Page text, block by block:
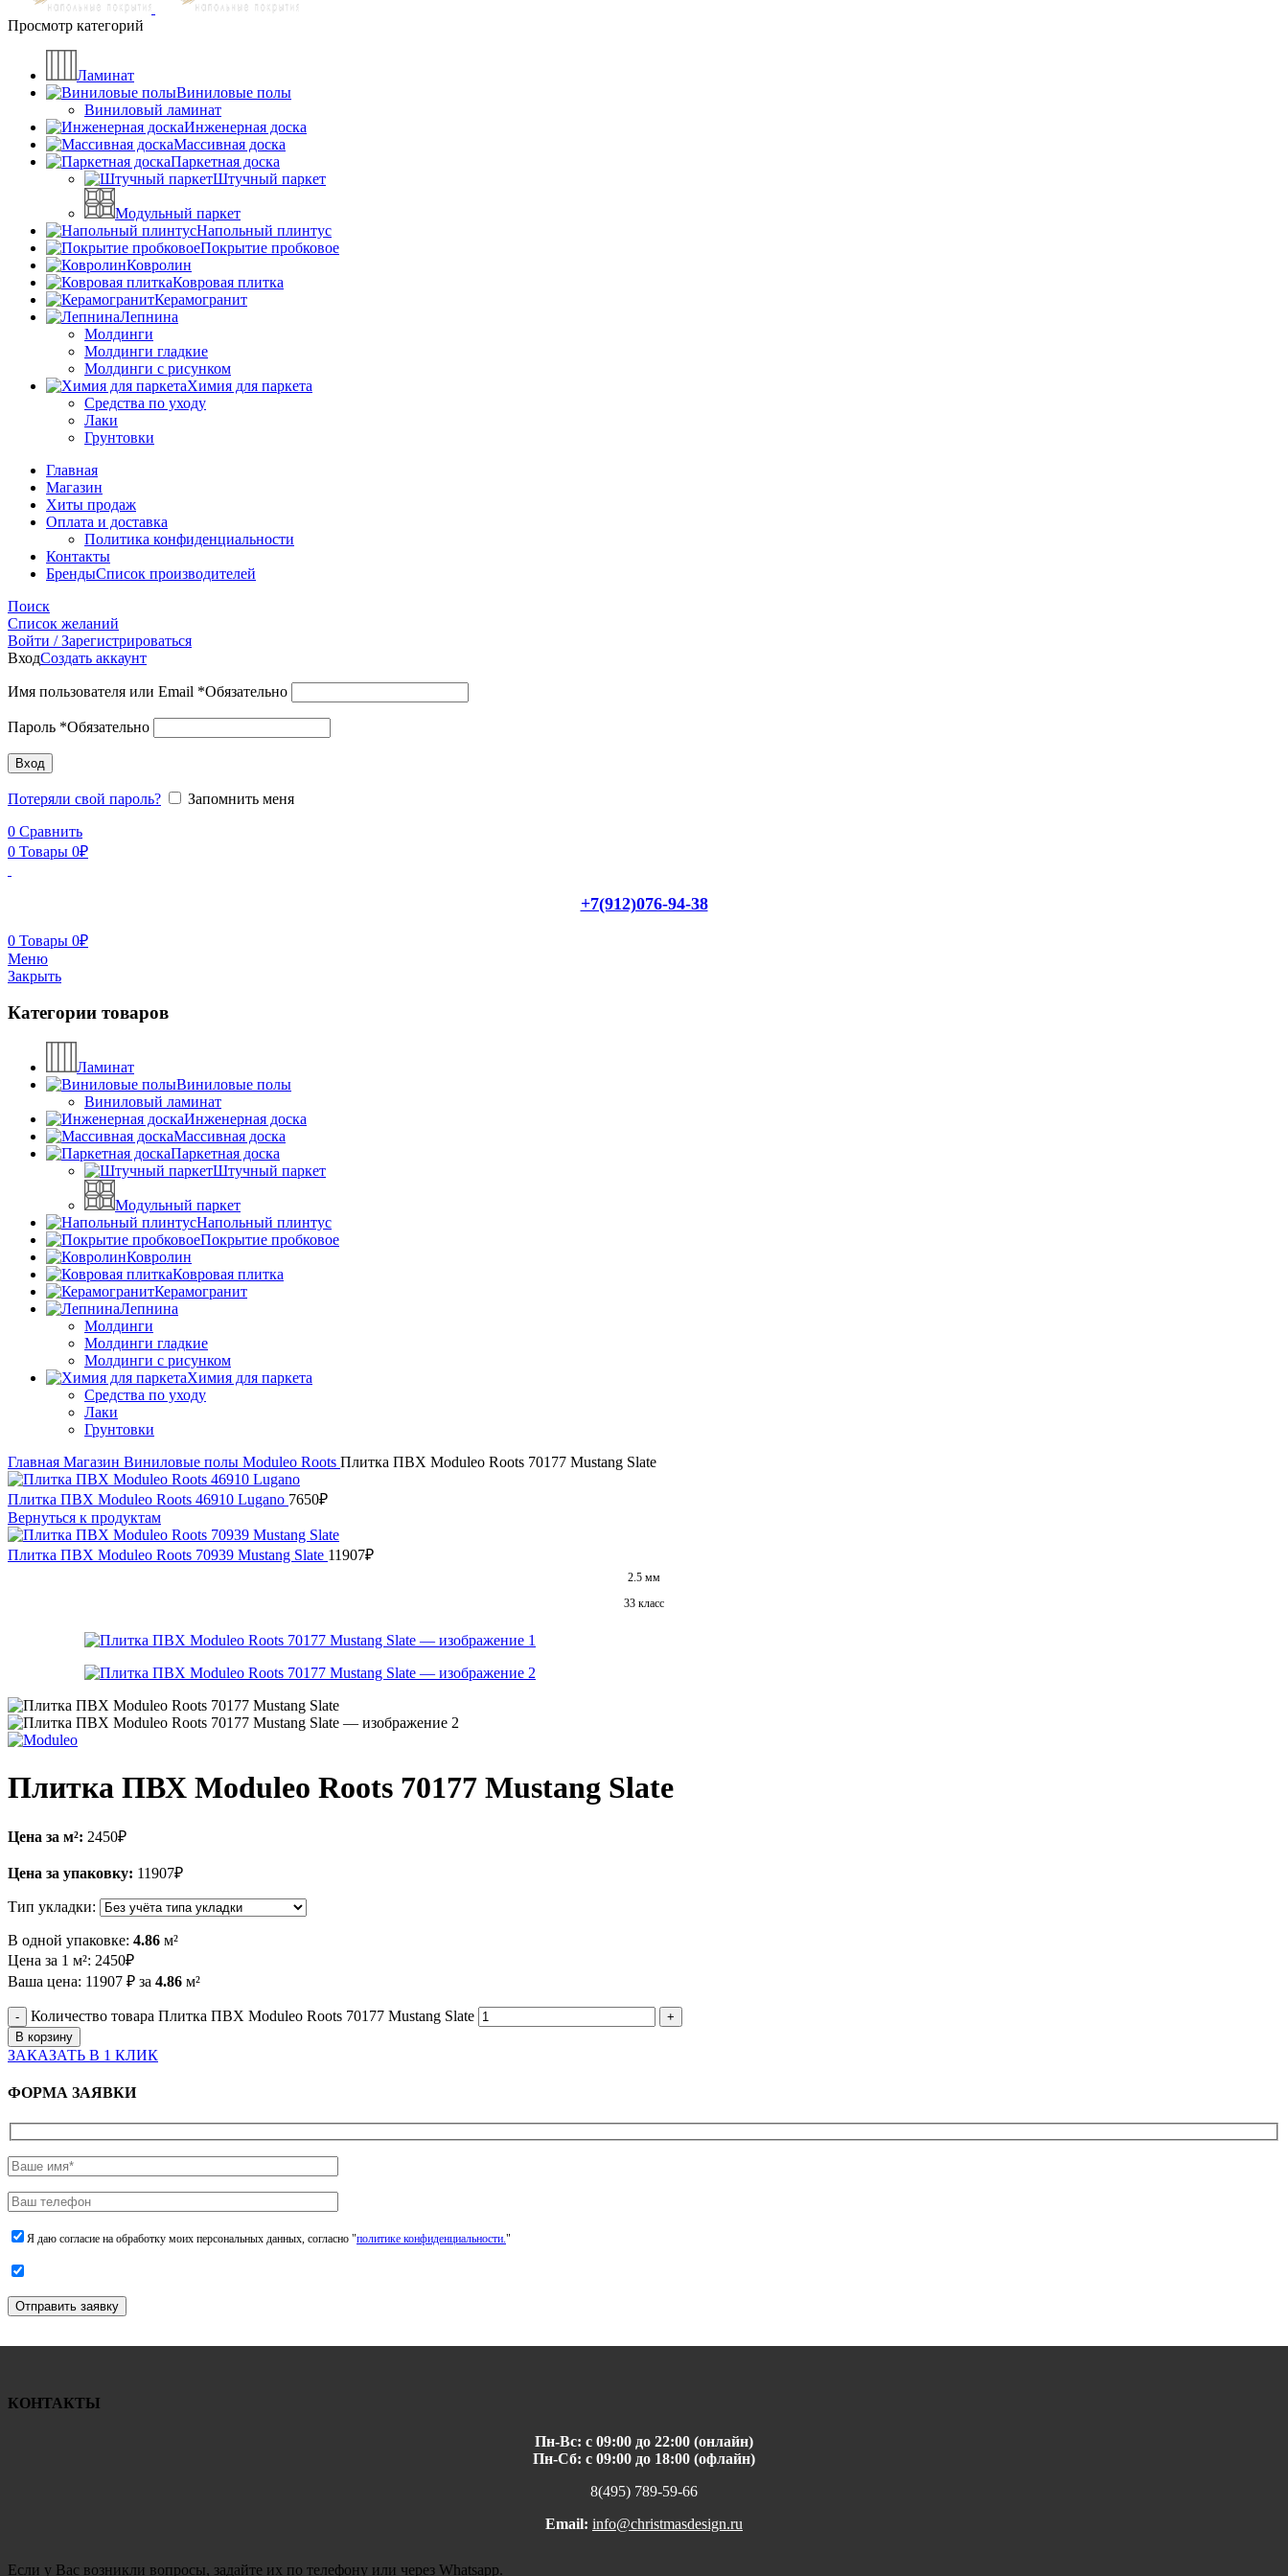
Просмотр категорий
Ламинат
Виниловые полы
Виниловый ламинат
Инженерная доска
Массивная доска
Паркетная доска
Штучный паркет
Модульный паркет
Напольный плинтус
Покрытие пробковое
Ковролин
Ковровая плитка
Керамогранит
Лепнина
Молдинги
Молдинги гладкие
Молдинги с рисунком
Химия для паркета
Средства по уходу
Лаки
Грунтовки
Главная
Магазин
Хиты продаж
Оплата и доставка
Политика конфиденциальности
Контакты
БрендыСписок производителей
Поиск
Список желаний
Войти / Зарегистрироваться
ВходСоздать аккаунт
Имя пользователя или Email *Обязательно
Пароль *Обязательно
Вход
Потеряли свой пароль?
Запомнить меня
0 Сравнить
0 Товары 0₽
+7(912)076-94-38
0 Товары 0₽
Меню
Закрыть
Категории товаров
Ламинат
Виниловые полы
Виниловый ламинат
Инженерная доска
Массивная доска
Паркетная доска
Штучный паркет
Модульный паркет
Напольный плинтус
Покрытие пробковое
Ковролин
Ковровая плитка
Керамогранит
Лепнина
Молдинги
Молдинги гладкие
Молдинги с рисунком
Химия для паркета
Средства по уходу
Лаки
Грунтовки
Главная Магазин Виниловые полы Moduleo Roots Плитка ПВХ Moduleo Roots 70177 Mustang Slate
Плитка ПВХ Moduleo Roots 46910 Lugano 7650₽
Вернуться к продуктам
Плитка ПВХ Moduleo Roots 70939 Mustang Slate 11907₽
2.5 мм
33 класс
Плитка ПВХ Moduleo Roots 70177 Mustang Slate
Цена за м²: 2450₽
Цена за упаковку: 11907₽
Тип укладки:
В одной упаковке: 4.86 м²
Цена за 1 м²: 2450₽
Ваша цена: 11907 ₽ за 4.86 м²
Количество товара Плитка ПВХ Moduleo Roots 70177 Mustang Slate
В корзину
ЗАКАЗАТЬ В 1 КЛИК
ФОРМА ЗАЯВКИ
Я даю согласие на обработку моих персональных данных, согласно "политике конфиденциальности."
Отправить заявку
КОНТАКТЫ
Пн-Вс: с 09:00 до 22:00 (онлайн)
Пн-Сб: с 09:00 до 18:00 (офлайн)
8(495) 789-59-66
Email: info@christmasdesign.ru
Если у Вас возникли вопросы, задайте их по телефону или через Whatsapp.